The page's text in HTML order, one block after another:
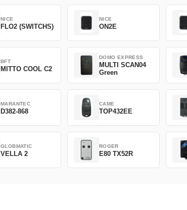
NICE
FLO2 (SWITCHS)
NICE
ON2E
BFT
MITTO COOL C2
DOMO EXPRESS
MULTI SCAN04
Green
MARANTEC
D382-868
CAME
TOP432EE
GLOBMATIC
VELLA 2
ROGER
E80 TX52R